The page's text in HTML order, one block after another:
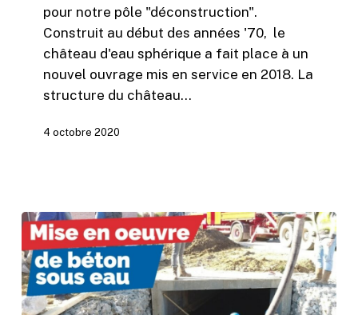
pour notre pôle "déconstruction".
Construit au début des années '70, le
château d'eau sphérique a fait place à un
nouvel ouvrage mis en service en 2018. La
structure du château…
4 octobre 2020